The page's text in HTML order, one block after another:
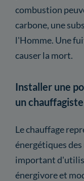
combustion
carbone, une
l'Homme. Une
causer la mort.
Installer une
un chauffagiste
Le chauffage
énergétiques
important
énergivore et